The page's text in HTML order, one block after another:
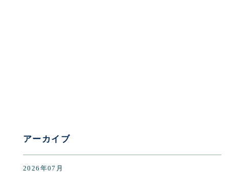
アーカイブ
2026年07月